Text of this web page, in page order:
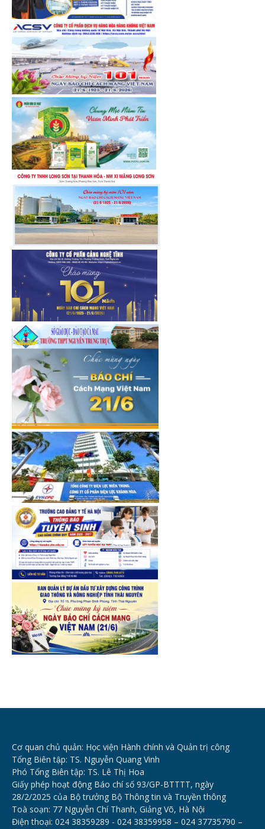
Cơ quan chủ quản: Học viện Hành chính và Quản trị công
Tổng Biên tập: TS. Nguyễn Quang Vinh
Phó Tổng Biên tập: TS. Lê Thị Hoa
Giấy phép hoạt động Báo chí số 93/GP-BTTTT, ngày
28/2/2025 của Bộ trưởng Bộ Thông tin và Truyền thông
Toà soạn: 77 Nguyễn Chí Thanh, Giảng Võ, Hà Nội
Điện thoại: 024 38359289 - 024 38359958 – 024 37735790 –